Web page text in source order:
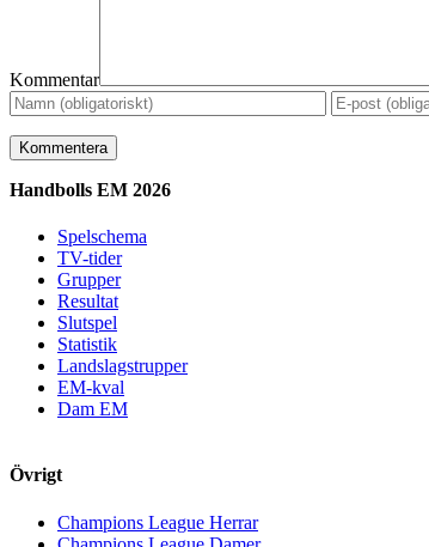
Kommentar
Handbolls EM 2026
Spelschema
TV-tider
Grupper
Resultat
Slutspel
Statistik
Landslagstrupper
EM-kval
Dam EM
Övrigt
Champions League Herrar